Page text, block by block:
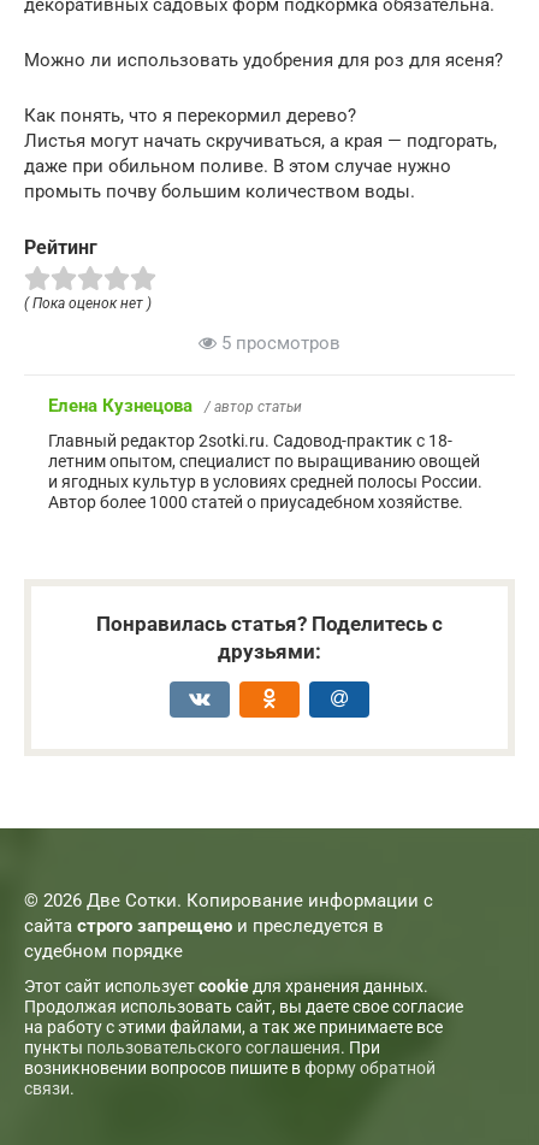
декоративных садовых форм подкормка обязательна.
Можно ли использовать удобрения для роз для ясеня?
Как понять, что я перекормил дерево?
Листья могут начать скручиваться, а края — подгорать,
даже при обильном поливе. В этом случае нужно
промыть почву большим количеством воды.
Рейтинг
( Пока оценок нет )
5 просмотров
Елена Кузнецова / автор статьи
Главный редактор 2sotki.ru. Садовод-практик с 18-
летним опытом, специалист по выращиванию овощей
и ягодных культур в условиях средней полосы России.
Автор более 1000 статей о приусадебном хозяйстве.
Понравилась статья? Поделитесь с
друзьями:
© 2026 Две Сотки. Копирование информации с
сайта строго запрещено и преследуется в
судебном порядке
Этот сайт используетcookieдля хранения данных.
Продолжая использовать сайт, вы даете свое согласие
на работу с этими файлами, а так же принимаете все
пункты пользовательского соглашения. При
возникновении вопросов пишите вформу обратной
связи.